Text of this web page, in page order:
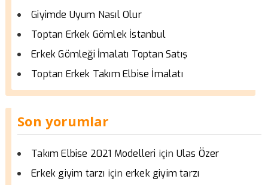
Giyimde Uyum Nasıl Olur
Toptan Erkek Gömlek İstanbul
Erkek Gömleği İmalatı Toptan Satış
Toptan Erkek Takım Elbise İmalatı
Son yorumlar
Takım Elbise 2021 Modelleri için Ulas Özer
Erkek giyim tarzı için erkek giyim tarzı